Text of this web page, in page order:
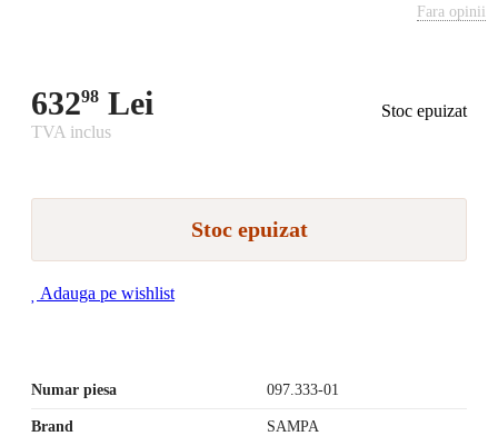
Fara opinii
63298 Lei
Stoc epuizat
TVA inclus
Stoc epuizat
Adauga pe wishlist
Numar piesa 097.333-01
Brand SAMPA